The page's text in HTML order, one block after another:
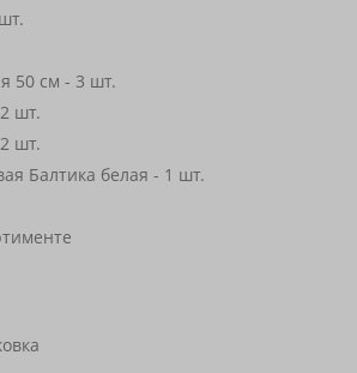
50 см - 3 шт.
шт.
шт.
Балтика белая - 1 шт.